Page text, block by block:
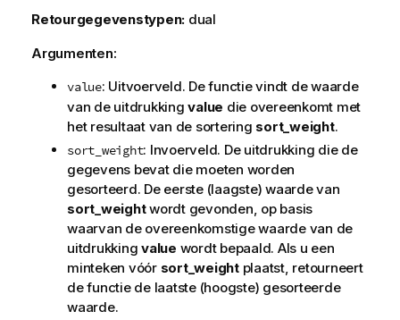
Retourgegevenstypen: dual
Argumenten:
value: Uitvoerveld. De functie vindt de waarde
van de uitdrukkingvalue die overeenkomt met
het resultaat van de sortering sort_weight.
sort_weight: Invoerveld. De uitdrukking die de
gegevens bevat die moeten worden
gesorteerd. De eerste (laagste) waarde van
sort_weightwordt gevonden, op basis
waarvan de overeenkomstige waarde van de
uitdrukking value wordt bepaald. Als u een
minteken vóór sort_weightplaatst, retourneert
de functie de laatste (hoogste) gesorteerde
waarde.